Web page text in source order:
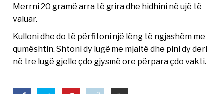
Merrni 20 gramë arra të grira dhe hidhini në ujë të
valuar.
Kulloni dhe do të përfitoni një lëng të ngjashëm me
qumështin. Shtoni dy lugë me mjaltë dhe pini dy deri
në tre lugë gjelle çdo gjysmë ore përpara çdo vakti.